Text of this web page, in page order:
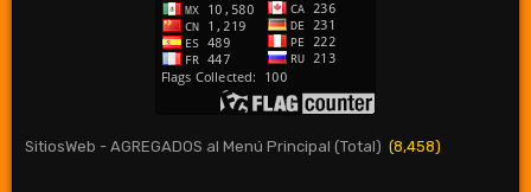
SitiosWeb - AGREGADOS al Menú Principal (Total) (8,458)